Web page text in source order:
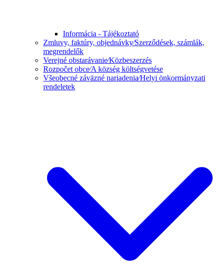
Informácia - Tájékoztató
Zmluvy, faktúry, objednávky⁄Szerződések, számlák,
megrendelők
Verejné obstarávanie⁄Közbeszerzés
Rozpočet obce⁄A község költségvetése
Všeobecné záväzné nariadenia⁄Helyi önkormányzati
rendeletek